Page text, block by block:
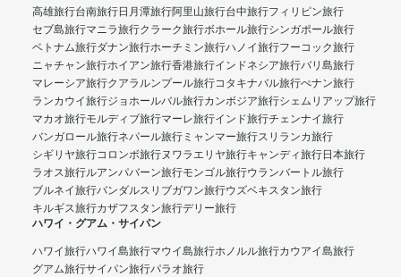
高雄旅行台南旅行日月潭旅行阿里山旅行台中旅行フィリピン旅行
セブ島旅行マニラ旅行クラーク旅行ボホール旅行シンガポール旅行
ベトナム旅行ダナン旅行ホーチミン旅行ハノイ旅行フーコック旅行
ニャチャン旅行ホイアン旅行香港旅行インドネシア旅行バリ島旅行
マレーシア旅行クアラルンプール旅行コタキナバル旅行ぺナン旅行
ランカウイ旅行ジョホールバル旅行カンボジア旅行シェムリアップ旅行
マカオ旅行モルディブ旅行マーレ旅行インド旅行チェンナイ旅行
バンガロール旅行ネパール旅行 ミャンマー旅行スリランカ旅行
シギリヤ旅行コロンボ旅行ヌワラエリヤ旅行キャンディ旅行日本旅行
ラオス旅行ルアンパバーン旅行モンゴル旅行ウランバートル旅行
ブルネイ旅行バンダルスリブガワン旅行ウズベキスタン旅行
キルギス旅行カザフスタン旅行デリー旅行
ハワイ・グアム・サイパン
ハワイ旅行ハワイ島旅行マウイ島旅行ホノルル旅行カウアイ島旅行
グアム旅行サイパン旅行パラオ旅行